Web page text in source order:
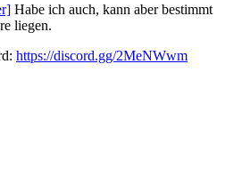
Habe ich auch, kann aber bestimmt
liegen.
https://discord.gg/2MeNWwm